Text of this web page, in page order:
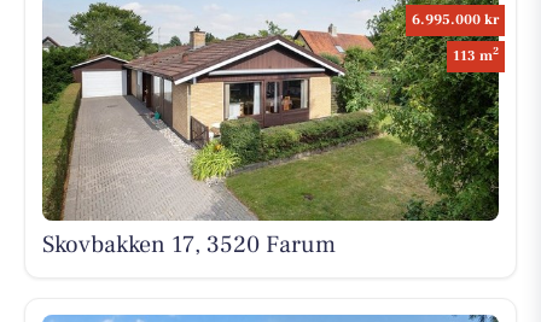
6.995.000 kr
113 m2
Skovbakken 17, 3520 Farum